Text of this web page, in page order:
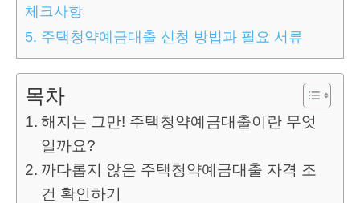
체크사항
5. 주택청약예금대출 신청 방법과 필요 서류
목차
해지는 그만! 주택청약예금대출이란 무엇
일까요?
까다롭지 않은 주택청약예금대출 자격 조
건 확인하기